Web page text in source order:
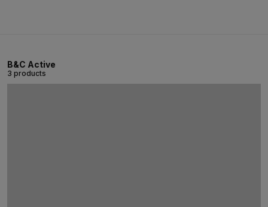
B&C Active
3 products